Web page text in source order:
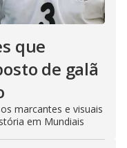
que
de galã
marcantes e visuais
em Mundiais